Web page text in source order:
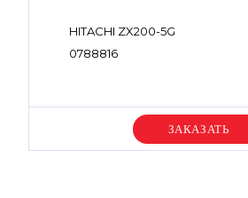
HITACHI ZX200-5G
0788816
Уточняйте цену